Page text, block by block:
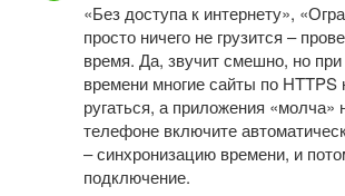
«Без доступа к интернету»,
просто ничего не грузится –
время. Да, звучит смешно, но
времени многие сайты по HTTPS
ругаться, а приложения
телефоне включите
– синхронизацию времени, и
подключение.